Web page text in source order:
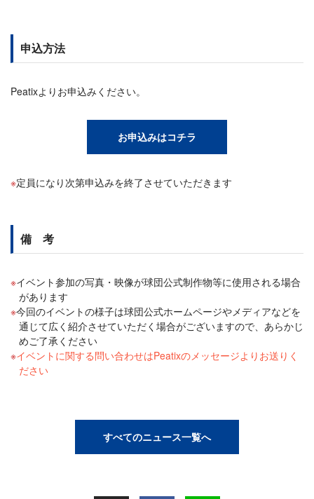
申込方法
Peatixよりお申込みください。
お申込みはコチラ
定員になり次第申込みを終了させていただきます
備 考
イベント参加の写真・映像が球団公式制作物等に使用される場合
があります
今回のイベントの様子は球団公式ホームページやメディアなどを
通じて広く紹介させていただく場合がございますので、あらかじ
めご了承ください
イベントに関する問い合わせはPeatixのメッセージよりお送りく
ださい
すべてのニュース一覧へ